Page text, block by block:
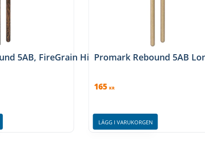
5AB, FireGrain Hickory, Acorn tip, R5ABFG
Promark Rebound 5AB
165 KR
LÄGG I VARUKORGEN